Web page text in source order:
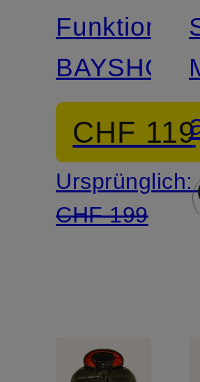
CHF 119
Ursprünglich:
CHF 199